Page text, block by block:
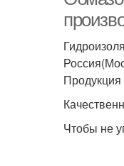
Продукция
Чтобы не